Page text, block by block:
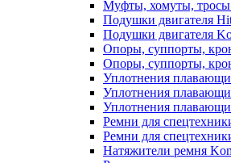
Муфты, хомуты, тросы
Подушки двигателя
Подушки двигателя
Опоры, суппорты,
Опоры, суппорты,
Уплотнения
Уплотнения
Уплотнения
Ремни для
Ремни для
Натяжители ремня